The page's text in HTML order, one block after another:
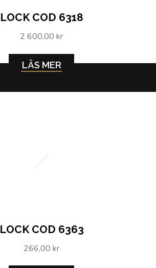
LOCK COD 6318
2 600,00 kr
LÄS MER
LOCK COD 6363
266,00 kr